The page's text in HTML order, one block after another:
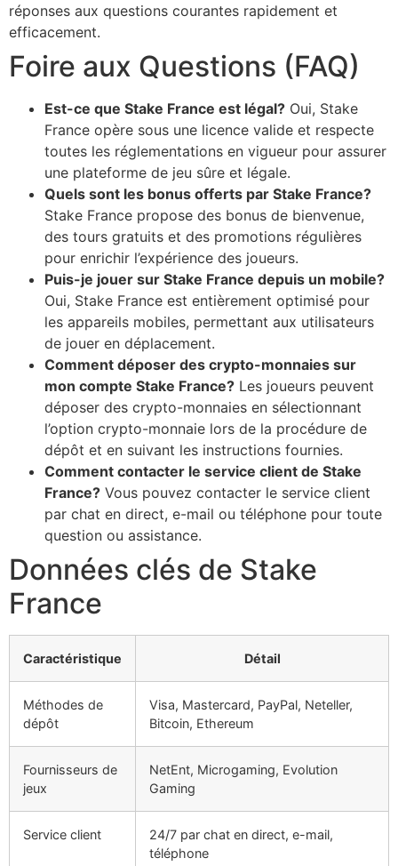
réponses aux questions courantes rapidement et
efficacement.
Foire aux Questions (FAQ)
Est-ce que Stake France est légal? Oui, Stake
France opère sous une licence valide et respecte
toutes les réglementations en vigueur pour assurer
une plateforme de jeu sûre et légale.
Quels sont les bonus offerts par Stake France?
Stake France propose des bonus de bienvenue,
des tours gratuits et des promotions régulières
pour enrichir l’expérience des joueurs.
Puis-je jouer sur Stake France depuis un mobile?
Oui, Stake France est entièrement optimisé pour
les appareils mobiles, permettant aux utilisateurs
de jouer en déplacement.
Comment déposer des crypto-monnaies sur
mon compte Stake France? Les joueurs peuvent
déposer des crypto-monnaies en sélectionnant
l’option crypto-monnaie lors de la procédure de
dépôt et en suivant les instructions fournies.
Comment contacter le service client de Stake
France? Vous pouvez contacter le service client
par chat en direct, e-mail ou téléphone pour toute
question ou assistance.
Données clés de Stake
France
Caractéristique Détail
Méthodes de
dépôt
Visa, Mastercard, PayPal, Neteller,
Bitcoin, Ethereum
Fournisseurs de
jeux
NetEnt, Microgaming, Evolution
Gaming
Service client
24/7 par chat en direct, e-mail,
téléphone